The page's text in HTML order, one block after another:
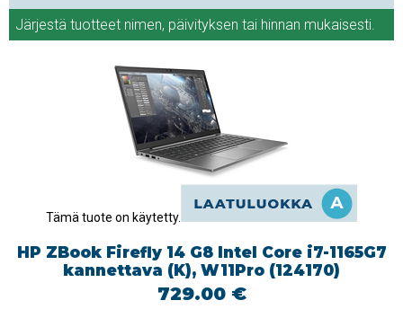
Järjestä tuotteet nimen, päivityksen tai hinnan mukaisesti.
Tämä tuote on käytetty.
HP ZBook Firefly 14 G8 Intel Core i7-1165G7
kannettava (K), W11Pro (124170)
729.00 €